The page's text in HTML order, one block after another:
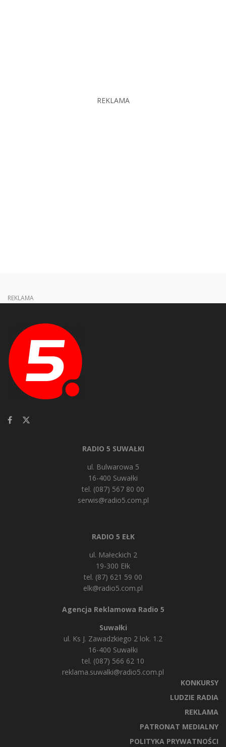
REKLAMA
REKLAMA
RADIO 5 SUWAŁKI
ul. Bulwarowa 5
16-400 Suwałki
tel. (087) 567 80 00
serwis@radio5.com.pl
RADIO 5 EŁK
ul. Małeckich 2
19-300 Ełk
tel. (87) 621 59 00
elk@radio5.com.pl
Agencja Reklamowa Radio 5
Suwałki
ul. Ks J. Zawadzkiego 2 lok. 1.2
16-400 Suwałki
tel. (087) 566 62 10
reklama.suwalki@radio5.com.pl
KONKURSY
LUDZIE RADIA
REKLAMA
PATRONAT MEDIALNY
POLITYKA PRYWATNOŚCI